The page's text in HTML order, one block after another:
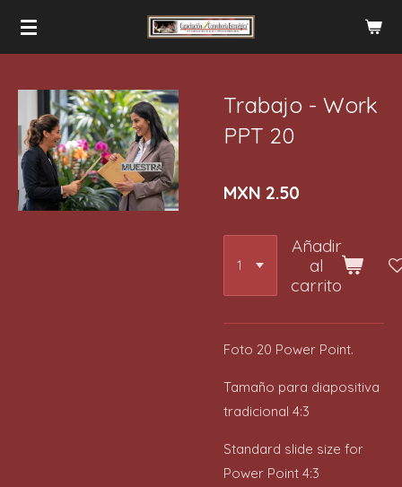
principal
Trabajo - Work
PPT 20
MXN 2.50
Añadir
al
carrito
Foto 20 Power Point.
Tamaño para diapositiva
tradicional 4:3
Standard slide size for
Power Point 4:3